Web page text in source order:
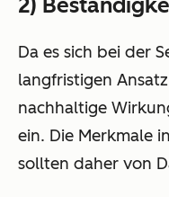
Da es sich bei der
langfristigen
nachhaltige
ein. Die Merkmale
sollten daher von